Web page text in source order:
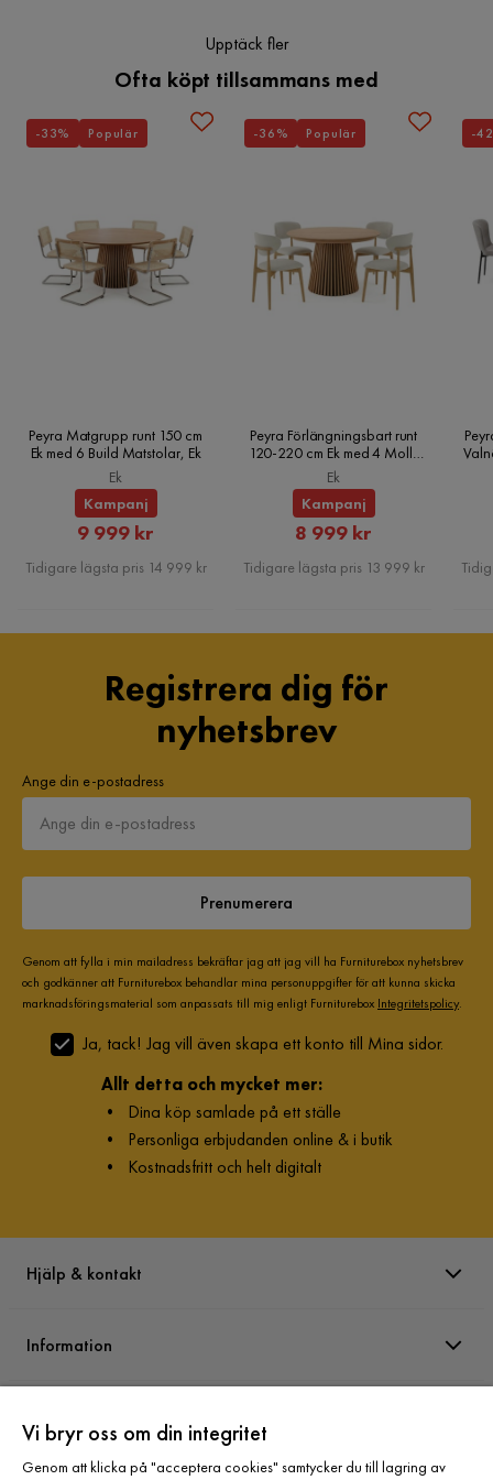
Upptäck fler
Ofta köpt tillsammans med
Peyra Matgrupp runt 150 cm
Ek med 6 Build Matstolar, Ek
Ek
Kampanj
Rabatterat
Pris
9 999 kr
Tidigare lägsta pris 14 999 kr
-33% Populär
Peyra Förlängningsbart runt
120-220 cm Ek med 4 Molly
Matstolar, Ek
Ek
Kampanj
Rabatterat
Pris
8 999 kr
Tidigare lägsta pris 13 999 kr
-36% Populär -
Registrera dig för
nyhetsbrev
Ange din e-postadress
Prenumerera
Genom att fylla i min mailadress bekräftar jag att jag vill ha Furniturebox nyhetsbrev
och godkänner att Furniturebox behandlar mina personuppgifter för att kunna skicka
marknadsföringsmaterial som anpassats till mig enligt Furniturebox Integritetspolicy.
Ja, tack! Jag vill även skapa ett konto till Mina sidor.
Allt detta och mycket mer:
• Dina köp samlade på ett ställe
• Personliga erbjudanden online & i butik
• Kostnadsfritt och helt digitalt
Hjälp & kontakt
Information
Vi bryr oss om din integritet
Genom att klicka på "acceptera cookies" samtycker du till lagring av